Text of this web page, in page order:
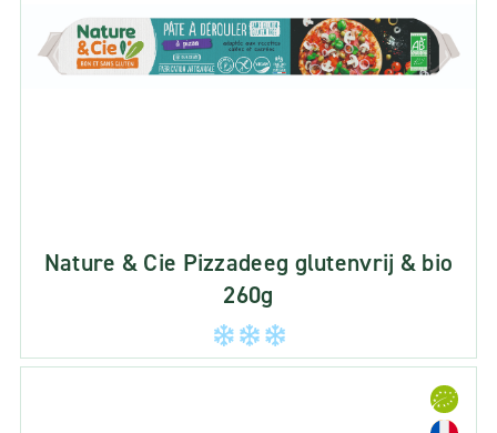
Nature & Cie Pizzadeeg glutenvrij & bio
260g